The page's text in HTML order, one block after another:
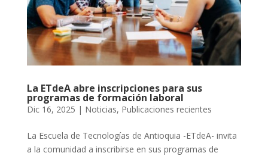
La ETdeA abre inscripciones para sus
programas de formación laboral
Dic 16, 2025 | Noticias, Publicaciones recientes
La Escuela de Tecnologías de Antioquia -ETdeA- invita
a la comunidad a inscribirse en sus programas de